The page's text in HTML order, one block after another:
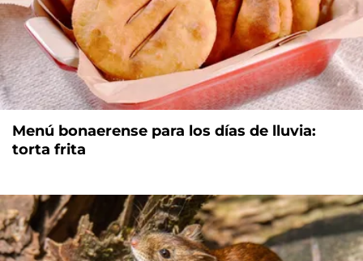
Menú bonaerense para los días de lluvia:
torta frita